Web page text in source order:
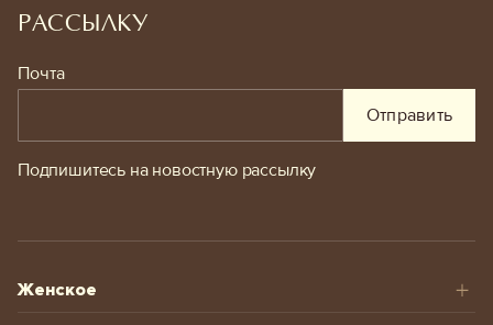
РАССЫЛКУ
Почта
Отправить
Подпишитесь на новостную рассылку
Женское